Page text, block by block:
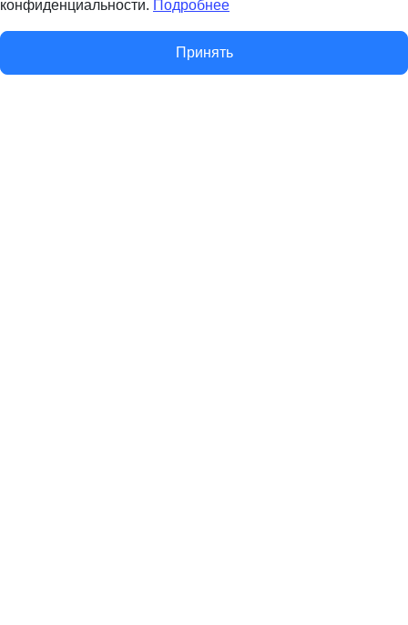
конфиденциальности. Подробнее
Принять